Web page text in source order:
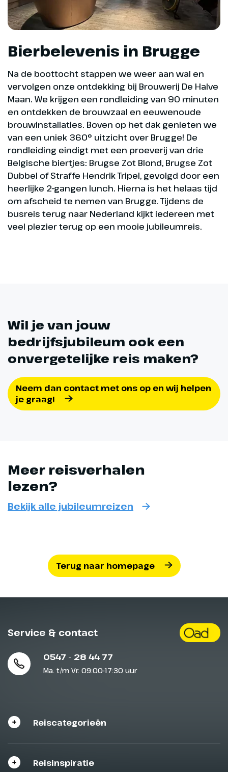
Bierbelevenis in Brugge
Na de boottocht stappen we weer aan wal en
vervolgen onze ontdekking bij Brouwerij De Halve
Maan. We krijgen een rondleiding van 90 minuten
en ontdekken de brouwzaal en eeuwenoude
brouwinstallaties. Boven op het dak genieten we
van een uniek 360° uitzicht over Brugge! De
rondleiding eindigt met een proeverij van drie
Belgische biertjes: Brugse Zot Blond, Brugse Zot
Dubbel of Straffe Hendrik Tripel, gevolgd door een
heerlijke 2-gangen lunch. Hierna is het helaas tijd
om afscheid te nemen van Brugge. Tijdens de
busreis terug naar Nederland kijkt iedereen met
veel plezier terug op een mooie jubileumreis.
Wil je van jouw
bedrijfsjubileum ook een
onvergetelijke reis maken?
Neem dan contact met ons op en wij helpen
je graag!
Meer reisverhalen
lezen?
Bekijk alle jubileumreizen
Terug naar homepage
Service & contact
0547 - 28 44 77
Ma. t/m Vr. 09:00-17:30 uur
Reiscategorieën
Reisinspiratie